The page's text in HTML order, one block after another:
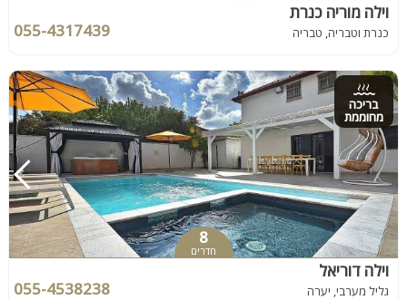
וילה מוריה כנרת
כנרת וטבריה, טבריה 055-4317439
בריכה
מחוממת
8
חדרים
וילה דוריאל
גליל מערבי, יערה 055-4538238